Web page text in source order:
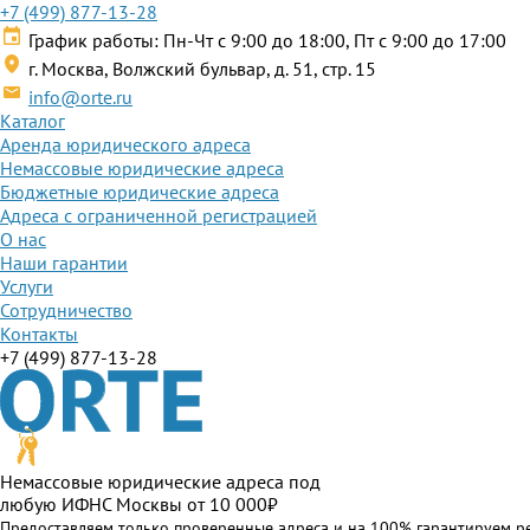
+7 (499) 877-13-28
График работы: Пн-Чт с 9:00 до 18:00, Пт с 9:00 до 17:00
г. Москва, Волжский бульвар, д. 51, стр. 15
info@orte.ru
Каталог
Аренда юридического адреса
Немассовые юридические адреса
Бюджетные юридические адреса
Адреса с ограниченной регистрацией
О нас
Наши гарантии
Услуги
Сотрудничество
Контакты
+7 (499) 877-13-28
Немассовые юридические адреса под
любую ИФНС Москвы от 10 000₽